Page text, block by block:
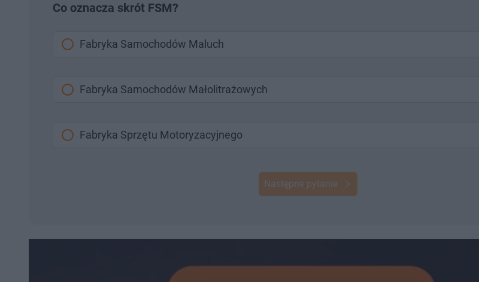
Co oznacza skrót FSM?
Fabryka Samochodów Maluch
Fabryka Samochodów Małolitrażowych
Fabryka Sprzętu Motoryzacyjnego
Następne pytanie